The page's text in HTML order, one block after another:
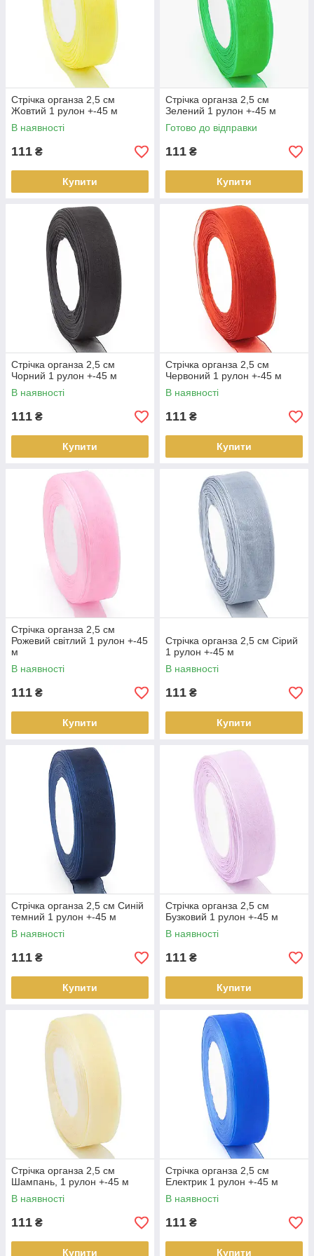
Стрічка органза 2,5 см
Жовтий 1 рулон +-45 м
В наявності
111 ₴
Купити
Стрічка органза 2,5 см
Зелений 1 рулон +-45 м
Готово до відправки
111 ₴
Купити
Стрічка органза 2,5 см
Чорний 1 рулон +-45 м
В наявності
111 ₴
Купити
Стрічка органза 2,5 см
Червоний 1 рулон +-45 м
В наявності
111 ₴
Купити
Стрічка органза 2,5 см
Рожевий світлий 1 рулон +-45
м
В наявності
111 ₴
Купити
Стрічка органза 2,5 см Сірий
1 рулон +-45 м
В наявності
111 ₴
Купити
Стрічка органза 2,5 см Синій
темний 1 рулон +-45 м
В наявності
111 ₴
Купити
Стрічка органза 2,5 см
Бузковий 1 рулон +-45 м
В наявності
111 ₴
Купити
Стрічка органза 2,5 см
Шампань, 1 рулон +-45 м
В наявності
111 ₴
Купити
Стрічка органза 2,5 см
Електрик 1 рулон +-45 м
В наявності
111 ₴
Купити